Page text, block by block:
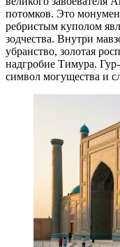
потомков. Это
ребристым куполом
зодчества. Внутри
убранство, золотая
надгробие Тимура.
символ могущества и